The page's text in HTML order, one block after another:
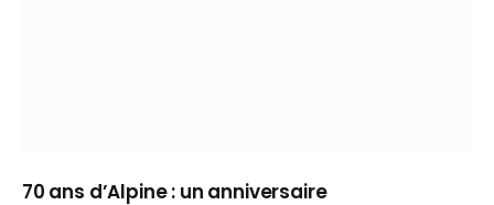
70 ans d’Alpine : un anniversaire